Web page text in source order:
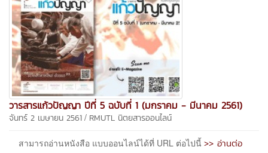
วารสารแก้วปัญญา ปีที่ 5 ฉบับที่ 1 (มกราคม - มีนาคม 2561)
จันทร์ 2 เมษายน 2561 / RMUTL นิตยสารออนไลน์
สามารถอ่านหนังสือ แบบออนไลน์ได้ที่ URL ต่อไปนี้ >> อ่านต่อ